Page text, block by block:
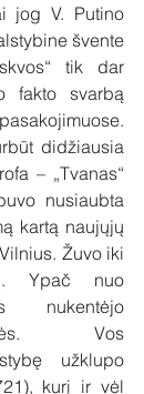
jog V. Putino
švente
tik dar
fakto svarbą
didžiausia
– „Tvanas“
nusiaubta
kartą naujųjų
Žuvo iki
Ypač nuo
nukentėjo
Vos
užklupo
kurį ir vėl